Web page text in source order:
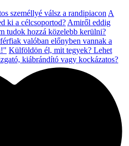
személlyé válsz a randipiacon A
ki a célcsoportod? Amiről eddig
tudok hozzá közelebb kerülni?
valóban előnyben vannak a
Külföldön él, mit tegyek? Lehet
kiábrándító vagy kockázatos?